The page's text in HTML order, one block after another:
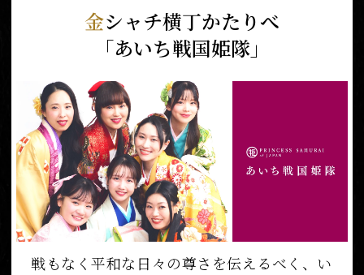
金シャチ横丁かたりべ
「あいち戦国姫隊」
戦もなく平和な日々の尊さを伝えるべく、い